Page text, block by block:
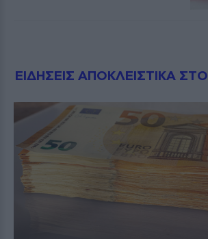
ΕΙΔΗΣΕΙΣ ΑΠΟΚΛΕΙΣΤΙΚΑ ΣΤΟ